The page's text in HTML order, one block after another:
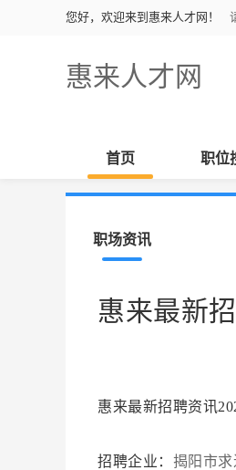
您好，欢迎来到惠来人才网！
惠来人才网
首页 职位
职场资讯
惠来最新
惠来最新招聘资讯
招聘企业： 揭阳市求